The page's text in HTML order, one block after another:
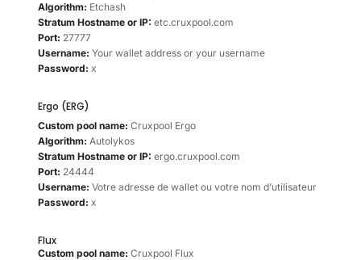
Algorithm: Etchash
Stratum Hostname or IP: etc.cruxpool.com
Port: 27777
Username: Your wallet address or your username
Password: x
Ergo (ERG)
Custom pool name: Cruxpool Ergo
Algorithm: Autolykos
Stratum Hostname or IP: ergo.cruxpool.com
Port: 24444
Username: Votre adresse de wallet ou votre nom d’utilisateur
Password: x
Flux
Custom pool name: Cruxpool Flux